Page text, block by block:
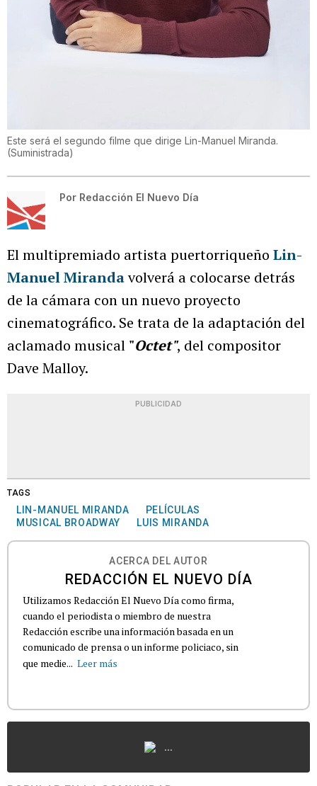
Este será el segundo filme que dirige Lin-Manuel Miranda.
(Suministrada)
Por Redacción El Nuevo Día
El multipremiado artista puertorriqueño Lin-
Manuel Mirandavolverá a colocarse detrás
de la cámara con un nuevo proyecto
cinematográfico. Se trata de la adaptación del
aclamado musical "Octet", del compositor
Dave Malloy.
PUBLICIDAD
TAGS
LIN-MANUEL MIRANDA
PELÍCULAS
MUSICAL BROADWAY
LUIS MIRANDA
ACERCA DEL AUTOR
REDACCIÓN EL NUEVO DÍA
Utilizamos Redacción El Nuevo Día como firma,
cuando el periodista o miembro de nuestra
Redacción escribe una información basada en un
comunicado de prensa o un informe policiaco, sin
que medie... Leer más
...